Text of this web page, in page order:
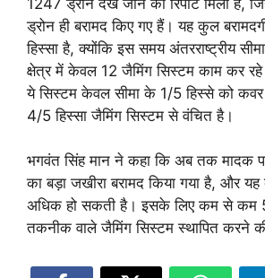
ड्रोन ही बरामद किए गए हैं। यह कुल
हिस्सा है, क्योंकि इस समय अंतरराष्ट्रीय
क्षेत्र में केवल 12 जैमिंग सिस्टम काम कर रहे
ये सिस्टम केवल सीमा के 1/5 हिस्से को
4/5 हिस्सा जैमिंग सिस्टम से वंचित है।
भगवंत सिंह मान ने कहा कि अब तक मादक
का बड़ा जखीरा बरामद किया गया है, और यह
अधिक हो सकती है। इसके लिए कम से कम
तकनीक वाले जैमिंग सिस्टम स्थापित करने